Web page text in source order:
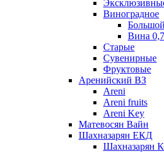
Виноградное
Вина
Старые
Сувенирные
Фруктовые
Аренийский ВЗ
Areni
Areni fruits
Areni Key
Матевосян Вайн
Шахназарян ЕКД
Шахназарян